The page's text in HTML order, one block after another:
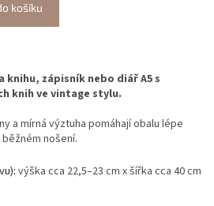
košíku
knihu, zápisník nebo diář A5 s
knih ve vintage stylu.
a mírná výztuha pomáhají obalu lépe
nošení.
: výška cca 22,5–23 cm xšířka cca 40 cm